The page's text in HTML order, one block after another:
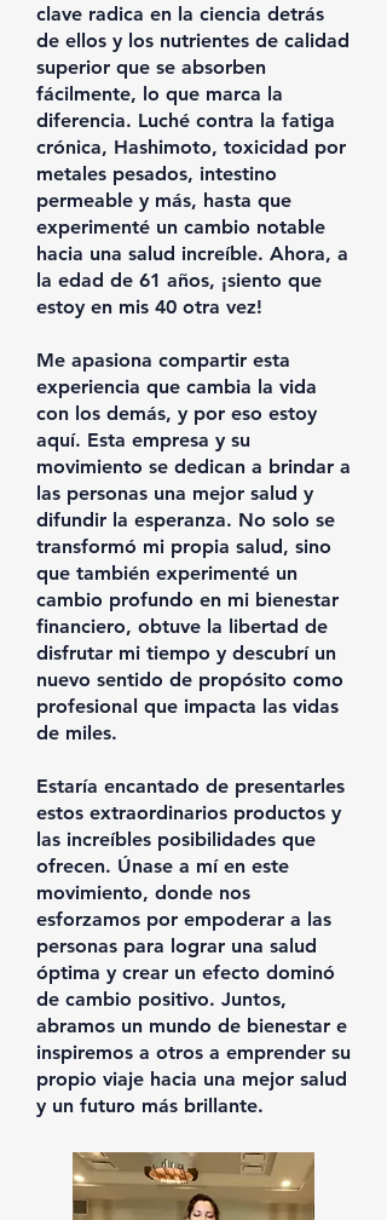
clave radica en la ciencia detrás
de ellos y los nutrientes de calidad
superior que se absorben
fácilmente, lo que marca la
diferencia. Luché contra la fatiga
crónica, Hashimoto, toxicidad por
metales pesados, intestino
permeable y más, hasta que
experimenté un cambio notable
hacia una salud increíble. Ahora, a
la edad de 61 años, ¡siento que
estoy en mis 40 otra vez!
Me apasiona compartir esta
experiencia que cambia la vida
con los demás, y por eso estoy
aquí. Esta empresa y su
movimiento se dedican a brindar a
las personas una mejor salud y
difundir la esperanza. No solo se
transformó mi propia salud, sino
que también experimenté un
cambio profundo en mi bienestar
financiero, obtuve la libertad de
disfrutar mi tiempo y descubrí un
nuevo sentido de propósito como
profesional que impacta las vidas
de miles.
Estaría encantado de presentarles
estos extraordinarios productos y
las increíbles posibilidades que
ofrecen. Únase a mí en este
movimiento, donde nos
esforzamos por empoderar a las
personas para lograr una salud
óptima y crear un efecto dominó
de cambio positivo. Juntos,
abramos un mundo de bienestar e
inspiremos a otros a emprender su
propio viaje hacia una mejor salud
y un futuro más brillante.